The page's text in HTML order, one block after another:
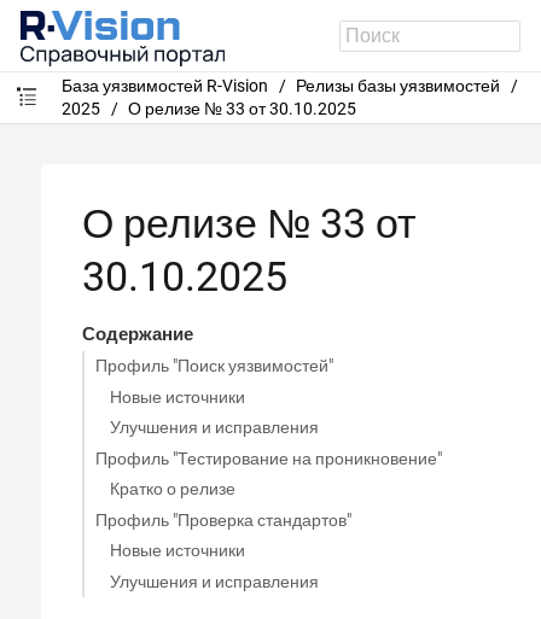
База уязвимостей R-Vision
Релизы базы уязвимостей
2025
О релизе № 33 от 30.10.2025
О релизе № 33 от
30.10.2025
Содержание
Профиль "Поиск уязвимостей"
Новые источники
Улучшения и исправления
Профиль "Тестирование на проникновение"
Кратко о релизе
Профиль "Проверка стандартов"
Новые источники
Улучшения и исправления